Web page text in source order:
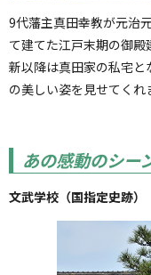
9代藩主真田幸教が元治
て建てた江戸末期の御
新以降は真田家の私宅
の美しい姿を見せてくれ
あの感動のシー
文武学校（国指定史跡）